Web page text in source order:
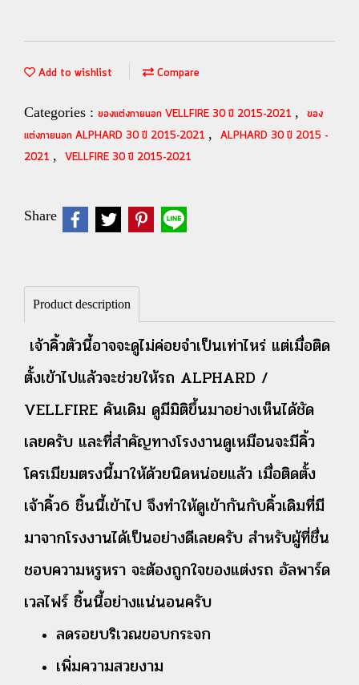
Add to wishlist Compare
Categories : ของแต่งภายนอก VELLFIRE 30 ปี 2015-2021 , ของ
แต่งภายนอก ALPHARD 30 ปี 2015-2021 , ALPHARD 30 ปี 2015 -
2021 , VELLFIRE 30 ปี 2015-2021
Share
Product description
เจ้าคิ้วตัวนี้อาจจะดูไม่ค่อยจำเป็นเท่าไหร่ แต่เมื่อติด
ตั้งเข้าไปแล้วจะช่วยให้รถ ALPHARD /
VELLFIRE คันเดิม ดูมีมิติขึ้นมาอย่างเห็นได้ชัด
เลยครับ และที่สำคัญทางโรงงานดูเหมือนจะมีคิ้ว
โครเมียมตรงนี้มาให้ด้วยนิดหน่อยแล้ว เมื่อติดตั้ง
เจ้าคิ้ว6 ชิ้นนี้เข้าไป จึงทำให้ดูเข้ากันกับคิ้วเดิมที่มี
มาจากโรงงานได้เป็นอย่างดีเลยครับ สำหรับผู้ที่ชื่น
ชอบความหรูหรา จะต้องถูกใจของแต่งรถ อัลพาร์ด
เวลไฟร์ ชิ้นนี้อย่างแน่นอนครับ
ลดรอยบริเวณขอบกระจก
เพิ่มความสวยงาม